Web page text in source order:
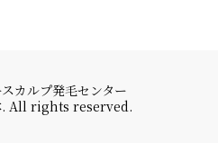
カルプ発毛センター
. All rights reserved.